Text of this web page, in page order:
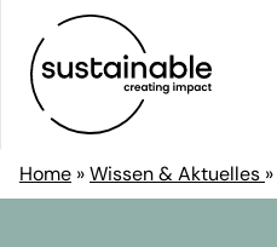
Home »Wissen & Aktuelles »